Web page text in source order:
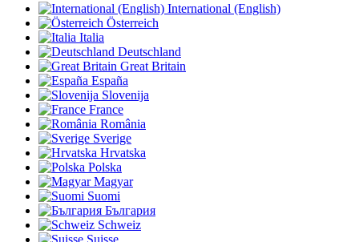
International (English)
Österreich
Italia
Deutschland
Great Britain
España
Slovenija
France
România
Sverige
Hrvatska
Polska
Magyar
Suomi
България
Schweiz
Suisse